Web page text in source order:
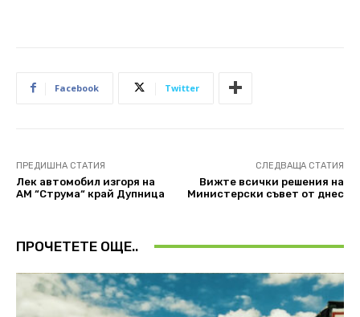
Facebook Twitter
ПРЕДИШНА СТАТИЯ
Лек автомобил изгоря на
АМ “Струма“ край Дупница
СЛЕДВАЩА СТАТИЯ
Вижте всички решения на
Министерски съвет от днес
ПРОЧЕТЕТЕ ОЩЕ..